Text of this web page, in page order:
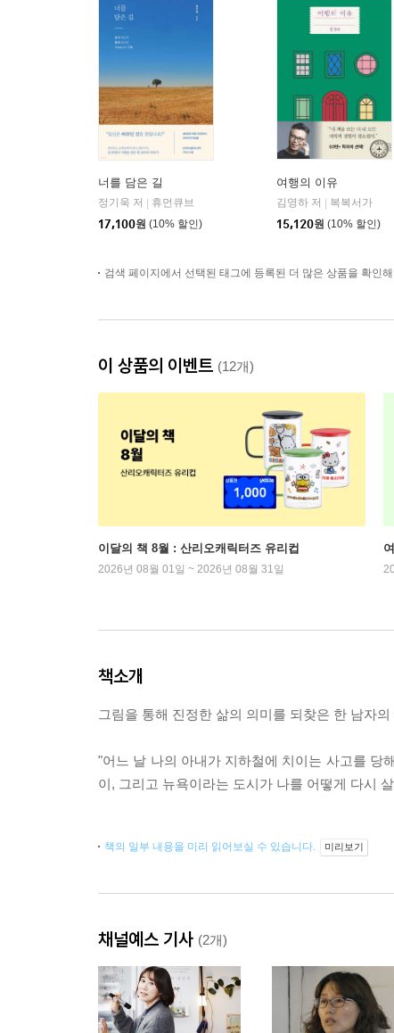
너를 담은 길
정기욱 저
휴먼큐브
17,100원 (10% 할인)
여행의 이유
김영하 저
복복서가
15,120원 (10% 할인)
검색 페이지에서 선택된 태그에 등록된 더 많은 상품을 확인
이 상품의 이벤트 (12개)
이달의 책 8월 : 산리오캐릭터즈 유리컵
2026년 08월 01일 ~ 2026년 08월 31일
책소개
그림을 통해 진정한 삶의 의미를 되찾은 한 남자
"어느 날 나의 아내가 지하철에 치이는 사고를 당
이, 그리고 뉴욕이라는 도시가 나를 어떻게 다시
책의 일부 내용을 미리 읽어보실 수 있습니다. 미리보기
채널예스 기사 (2개)